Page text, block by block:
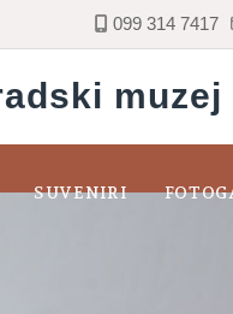
099 314 7417
muzej
SUVENIRI